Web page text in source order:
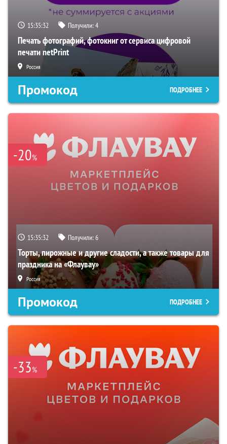
15:35:31 Получили:4
Печать фотографий, фотокниг от сервиса цифровой
печати netPrint
Россия
Промокод ПОДРОБНЕЕ
-20%
15:35:31 Получили:6
Торты, пирожные и другие сладости, а также товары для
праздника на «Флаувау»
Россия
Промокод ПОДРОБНЕЕ
-33%